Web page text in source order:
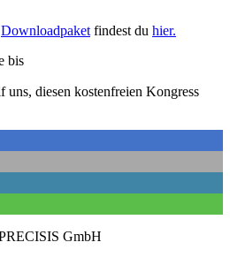
Downloadpaket findest du hier.
bis
diesen kostenfreien Kongress